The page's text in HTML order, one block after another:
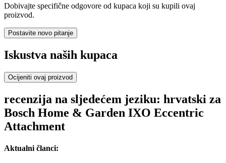
Dobivajte specifične odgovore od kupaca koji su kupili ovaj
proizvod.
Postavite novo pitanje
Iskustva naših kupaca
Ocijeniti ovaj proizvod
recenzija na sljedećem jeziku: hrvatski za
Bosch Home & Garden IXO Eccentric
Attachment
Aktualni članci: